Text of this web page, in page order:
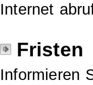
Internet
Fristen
Informieren